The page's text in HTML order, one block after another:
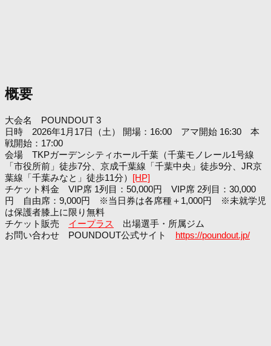
概要
大会名 POUNDOUT 3
日時 2026年1月17日（土） 開場：16:00 アマ開始 16:30 本
戦開始：17:00
会場 TKPガーデンシティホール千葉（千葉モノレール1号線
「市役所前」徒歩7分、京成千葉線「千葉中央」徒歩9分、JR京
葉線「千葉みなと」徒歩11分） [HP]
チケット料金 VIP席 1列目：50,000円 VIP席 2列目：30,000
円 自由席：9,000円 ※当日券は各席種＋1,000円 ※未就学児
は保護者膝上に限り無料
チケット販売 イープラス
出場選手・所属ジム
お問い合わせ POUNDOUT公式サイト https://poundout.jp/